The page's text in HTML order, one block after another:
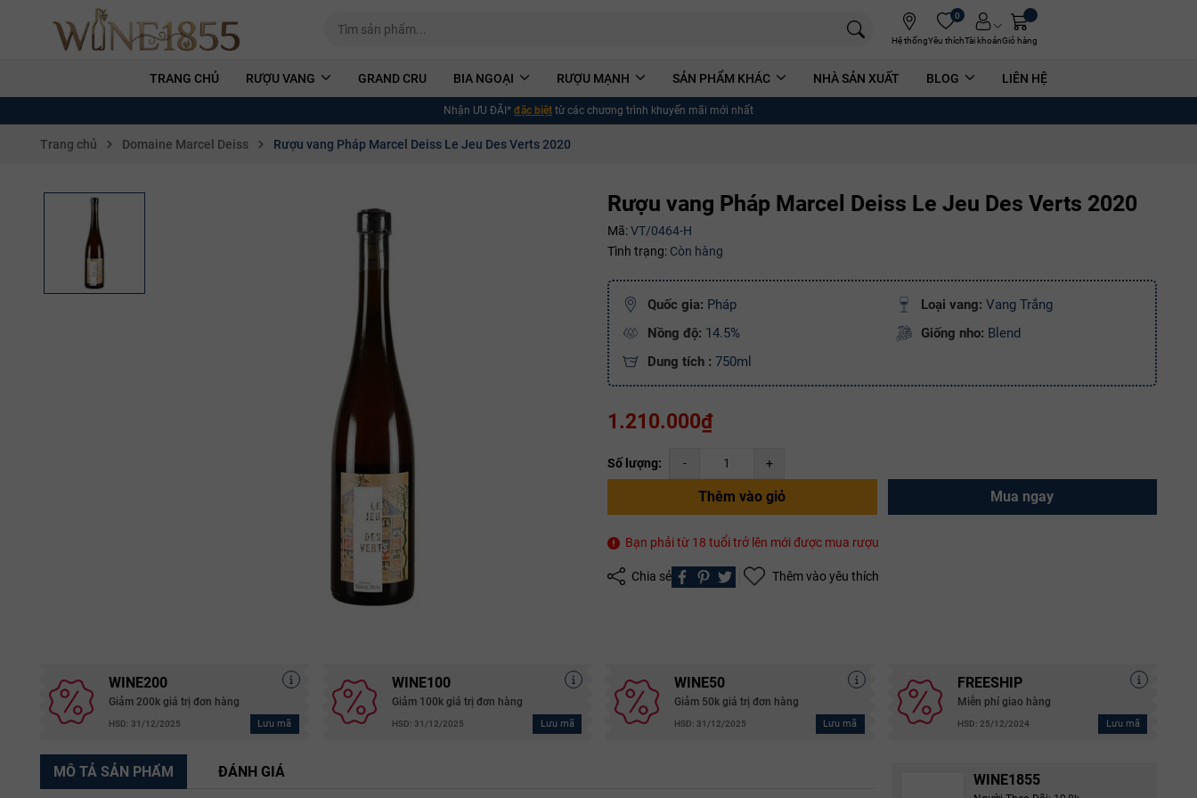
Hệ thống
0
Yêu thíchTài khoảnGiỏ hàng
TRANG CHỦ RƯỢU VANG GRAND CRU BIA NGOẠI RƯỢU MẠNH SẢN PHẨM KHÁC NHÀ SẢN XUẤT BLOG LIÊN HỆ
Nhận ƯU ĐÃI* đặc biệt từ các chương trình khuyến mãi mới nhất
Trang chủ Domaine Marcel Deiss Rượu vang Pháp Marcel Deiss Le Jeu Des Verts 2020
Rượu vang Pháp Marcel Deiss Le Jeu Des Verts 2020
Mã:VT/0464-H
Tình trạng: Còn hàng
Quốc gia: Pháp Loại vang: Vang Trắng
Nồng độ: 14.5% Giống nho: Blend
Dung tích : 750ml
1.210.000₫
Số lượng: - +
Thêm vào giỏ Mua ngay
Bạn phải từ 18 tuổi trở lên mới được mua rượu
Chia sẻ Thêm vào yêu thích
WINE200
Giảm 200k giá trị đơn hàng
HSD: 31/12/2025 Lưu mã
WINE100
Giảm 100k giá trị đơn hàng
HSD: 31/12/2025 Lưu mã
WINE50
Giảm 50k giá trị đơn hàng
HSD: 31/12/2025 Lưu mã
FREESHIP
Miễn phí giao hàng
HSD: 25/12/2024 Lưu mã
WINE1855
MÔ TẢ SẢN PHẨM ĐÁNH GIÁ